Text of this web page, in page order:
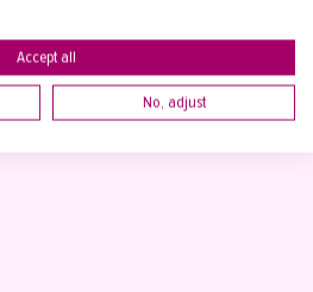
Accept all
No, adjust